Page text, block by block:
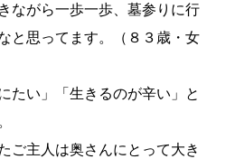
ながら一歩一歩、墓参りに行
と思ってます。（８３歳・女
たい」「生きるのが辛い」と
ご主人は奥さんにとって大き